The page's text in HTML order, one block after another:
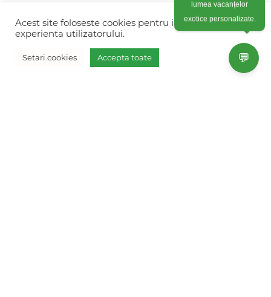
Vreau oferta personalizata
Colonel Corneliu Popeia 43, Sector 5, Bucuresti
(vis-a-vis de Greengate)
+40770 574 088
Acest site foloseste cookies pentru imbunatati
experienta utilizatorului.
Setari cookies Accepta toate 💬
lumea vacanțelor
exotice personalizate.